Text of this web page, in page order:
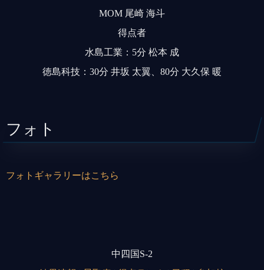
MOM 尾崎 海斗
得点者
水島工業：5分 松本 成
徳島科技：30分 井坂 太翼、80分 大久保 暖
フォト
フォトギャラリーはこちら
中四国S-2